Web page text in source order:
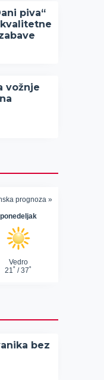
piva“
vožnje
bez